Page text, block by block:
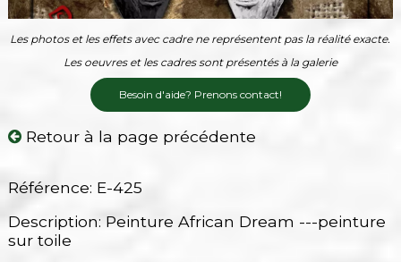
Les photos et les effets avec cadre ne représentent pas la réalité exacte.
Les oeuvres et les cadres sont présentés à la galerie
Besoin d'aide? Prenons contact!
Retour à la page précédente
Référence: E-425
Description: Peinture African Dream ---peinture
sur toile